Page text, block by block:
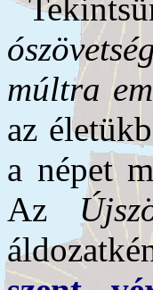
múltra
az
a népet
Az